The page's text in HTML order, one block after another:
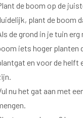
de boom op de
plant de boom
de grond in je tuin
iets hoger planten
en voor de helft
nu het gat aan met